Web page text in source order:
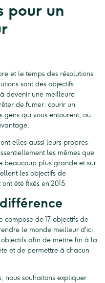
pour un
et le temps des résolutions
sont des objectifs
devenir une meilleure
de fumer, courir un
qui vous entourent, ou
elles aussi leurs propres
les mêmes que
beaucoup plus grande et sur
les objectifs de
été fixés en 2015.
compose de 17 objectifs de
le monde meilleur d'ici
afin de mettre fin à la
et de permettre à chacun
nous souhaitons expliquer